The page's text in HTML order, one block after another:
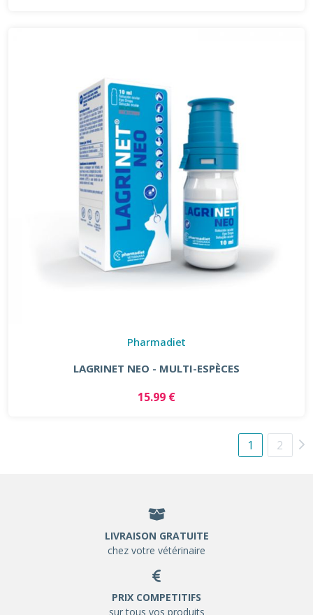
Pharmadiet
LAGRINET NEO - MULTI-ESPÈCES
15.99 €
1 2
LIVRAISON GRATUITE
chez votre vétérinaire
PRIX COMPETITIFS
sur tous vos produits